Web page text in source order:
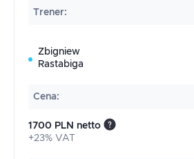
Trener:
Zbigniew
Rastabiga
Cena:
1700 PLN netto
+23% VAT